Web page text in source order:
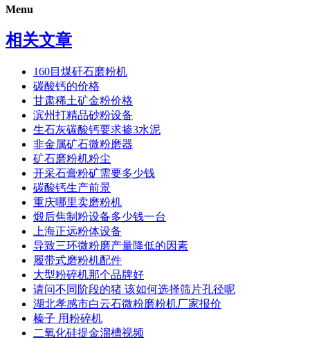
Menu
相关文章
160目煤矸石磨粉机
碳酸钙的价格
甘肃稀土矿金粉价格
滨州打精品砂粉设备
生石灰碳酸钙要求掺3水泥
非金属矿石微粉磨器
矿石磨粉机粉尘
开采石膏粉矿需要多少钱
碳酸钙生产前景
重庆哪里卖磨粉机
煅后焦制粉设备多少钱一台
上海正远粉体设备
导致三环微粉磨产量降低的因素
履带式磨粉机配件
大型粉碎机那个品牌好
请问不同阶段的猪 该如何选择筛片孔径呢
湖北孝感市白云石微粉磨粉机厂家报价
榛子 用粉碎机
二氧化硅提金溜槽视频